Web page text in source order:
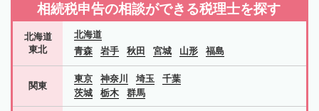
相続税申告の相談ができる税理士を探す
北海道
東北
北海道
青森
岩手 秋田 宮城 山形 福島
関東
東京 神奈川 埼玉
千葉
茨城
栃木 群馬